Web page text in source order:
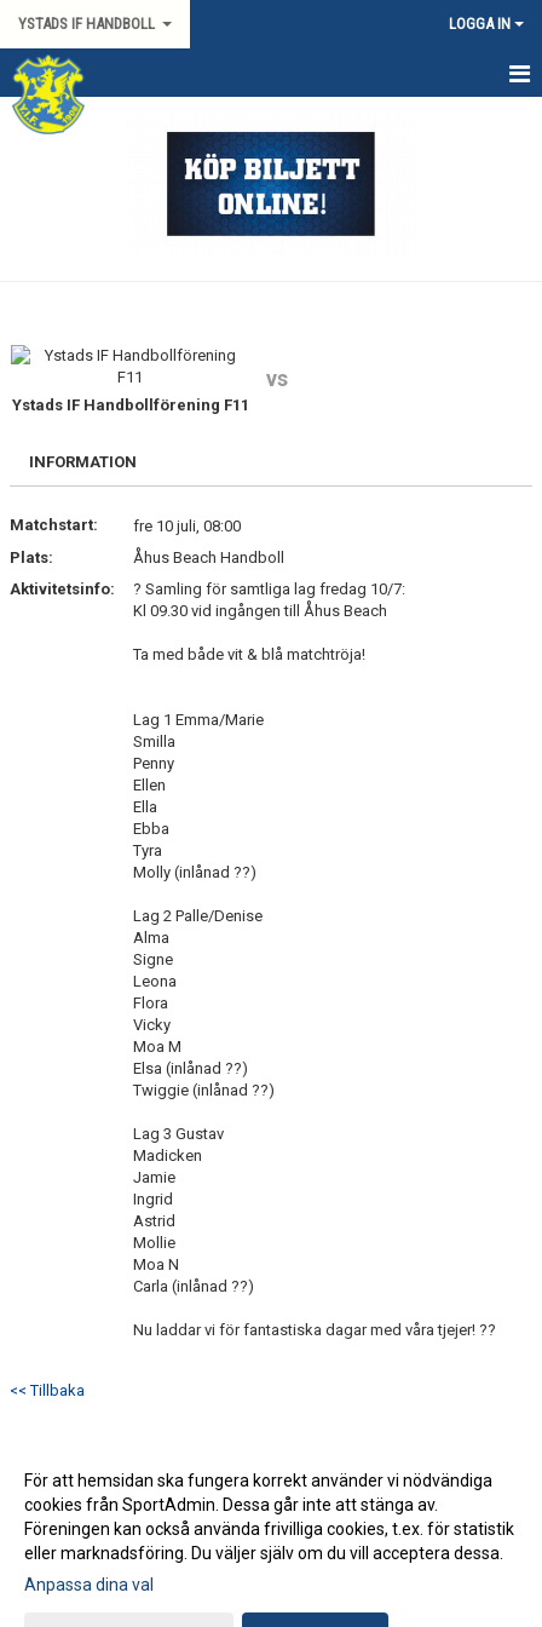
YSTADS IF HANDBOLL LOGGA IN
HEM
YIF:S NOSTALGOTEK
MEDLEMSKAP
Ystads IF Handbollförening F11
vs
INFORMATION
Matchstart:
fre 10 juli, 08:00
Plats:
Åhus Beach Handboll
Aktivitetsinfo:
? Samling för samtliga lag fredag 10/7:
Kl 09.30 vid ingången till Åhus Beach
Ta med både vit & blå matchtröja!
Lag 1 Emma/Marie
Smilla
Penny
Ellen
Ella
Ebba
Tyra
Molly (inlånad ??)
Lag 2 Palle/Denise
Alma
Signe
Leona
Flora
Vicky
Moa M
Elsa (inlånad ??)
Twiggie (inlånad ??)
Lag 3 Gustav
Madicken
Jamie
Ingrid
Astrid
Mollie
Moa N
Carla (inlånad ??)
Nu laddar vi för fantastiska dagar med våra tjejer! ??
<< Tillbaka
Gå till Webbversion
För att hemsidan ska fungera korrekt använder vi nödvändiga
cookies från SportAdmin. Dessa går inte att stänga av.
Föreningen kan också använda frivilliga cookies, t.ex. för statistik
eller marknadsföring. Du väljer själv om du vill acceptera dessa.
Anpassa dina val